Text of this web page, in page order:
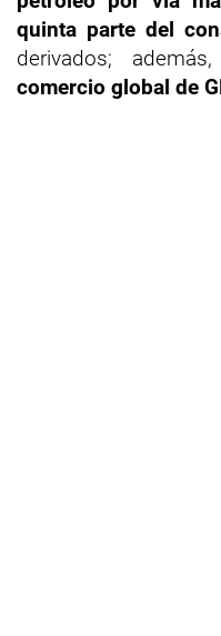
quinta parte del
derivados;
comercio global de